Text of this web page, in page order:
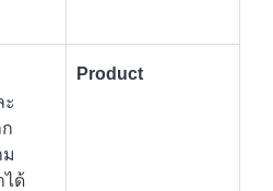
ได้
Product